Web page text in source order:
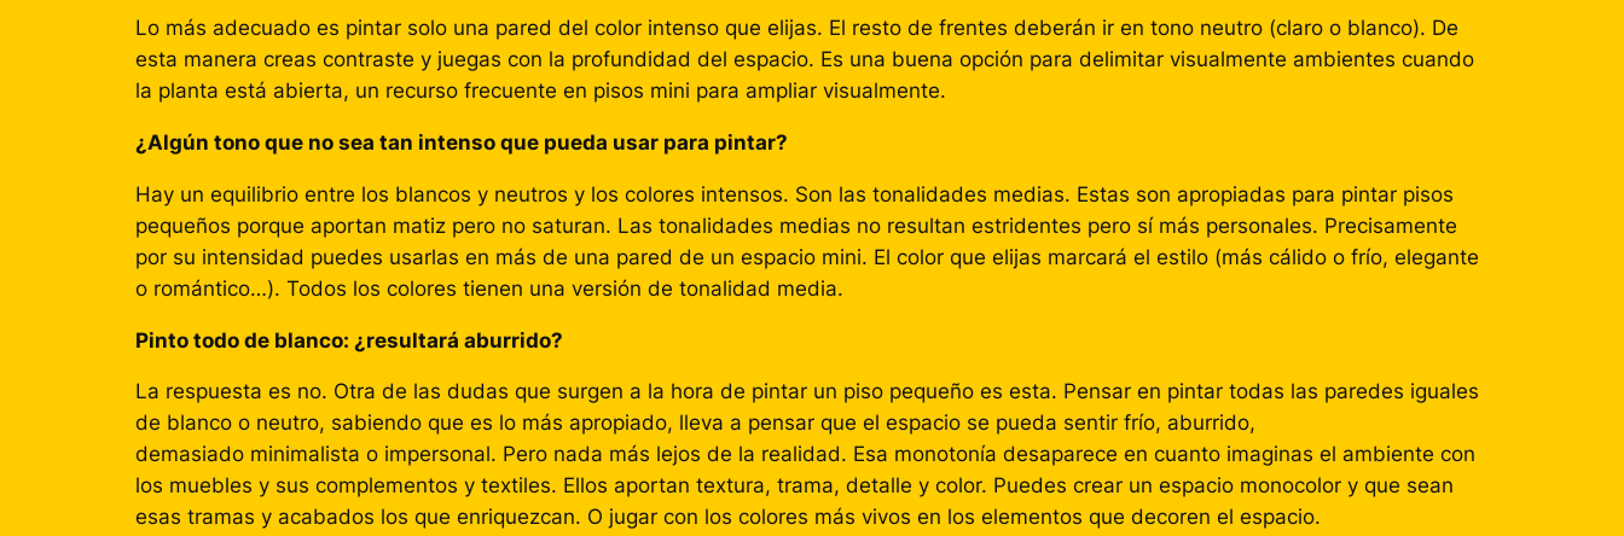
Lo más adecuado es pintar solo una pared del color intenso que elijas. El resto de frentes deberán ir en tono neutro (claro o blanco). De
esta manera creas contraste y juegas con la profundidad del espacio. Es una buena opción para delimitar visualmente ambientes cuando
la planta está abierta, un recurso frecuente en pisos mini para ampliar visualmente.
¿Algún tono que no sea tan intenso que pueda usar para pintar?
Hay un equilibrio entre los blancos y neutros y los colores intensos. Son las tonalidades medias. Estas son apropiadas para pintar pisos
pequeños porque aportan matiz pero no saturan. Las tonalidades medias no resultan estridentes pero sí más personales. Precisamente
por su intensidad puedes usarlas en más de una pared de un espacio mini. El color que elijas marcará el estilo (más cálido o frío, elegante
o romántico…). Todos los colores tienen una versión de tonalidad media.
Pinto todo de blanco: ¿resultará aburrido?
La respuesta es no. Otra de las dudas que surgen a la hora de pintar un piso pequeño es esta. Pensar en pintar todas las paredes iguales
de blanco o neutro, sabiendo que es lo más apropiado, lleva a pensar que el espacio se pueda sentir frío, aburrido,
demasiado minimalista o impersonal. Pero nada más lejos de la realidad. Esa monotonía desaparece en cuanto imaginas el ambiente con
los muebles y sus complementos y textiles. Ellos aportan textura, trama, detalle y color. Puedes crear un espacio monocolor y que sean
esas tramas y acabados los que enriquezcan. O jugar con los colores más vivos en los elementos que decoren el espacio.